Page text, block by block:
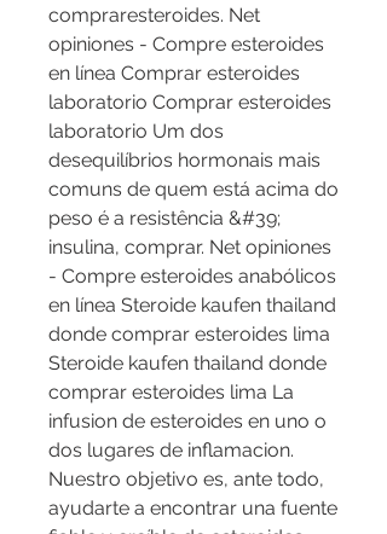
compraresteroides. Net
opiniones - Compre esteroides
en línea Comprar esteroides
laboratorio Comprar esteroides
laboratorio Um dos
desequilíbrios hormonais mais
comuns de quem está acima do
peso é a resistência &#39;
insulina, comprar. Net opiniones
- Compre esteroides anabólicos
en línea Steroide kaufen thailand
donde comprar esteroides lima
Steroide kaufen thailand donde
comprar esteroides lima La
infusion de esteroides en uno o
dos lugares de inflamacion.
Nuestro objetivo es, ante todo,
ayudarte a encontrar una fuente